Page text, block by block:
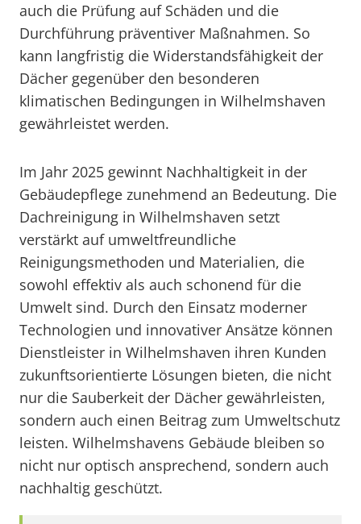
auch die Prüfung auf Schäden und die
Durchführung präventiver Maßnahmen. So
kann langfristig die Widerstandsfähigkeit der
Dächer gegenüber den besonderen
klimatischen Bedingungen in Wilhelmshaven
gewährleistet werden.
Im Jahr 2025 gewinnt Nachhaltigkeit in der
Gebäudepflege zunehmend an Bedeutung. Die
Dachreinigung in Wilhelmshaven setzt
verstärkt auf umweltfreundliche
Reinigungsmethoden und Materialien, die
sowohl effektiv als auch schonend für die
Umwelt sind. Durch den Einsatz moderner
Technologien und innovativer Ansätze können
Dienstleister in Wilhelmshaven ihren Kunden
zukunftsorientierte Lösungen bieten, die nicht
nur die Sauberkeit der Dächer gewährleisten,
sondern auch einen Beitrag zum Umweltschutz
leisten. Wilhelmshavens Gebäude bleiben so
nicht nur optisch ansprechend, sondern auch
nachhaltig geschützt.